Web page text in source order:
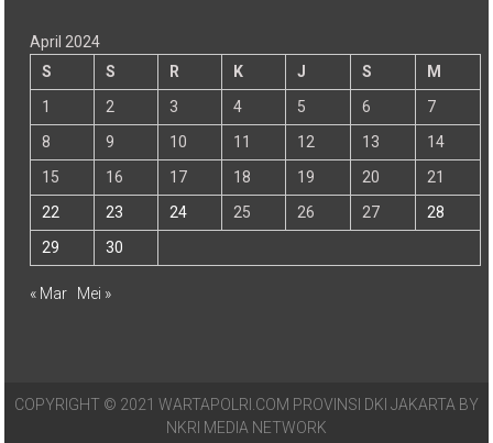
April 2024
S
S R K J S
M
1
2 3 4 5 6
7
8
9 10 11 12 13
14
15
16 17 18 19 20
21
22
23 24 25 26 27
28
29
30
« Mar Mei »
COPYRIGHT © 2021 WARTAPOLRI.COM PROVINSI DKI JAKARTA BY
NKRI MEDIA NETWORK